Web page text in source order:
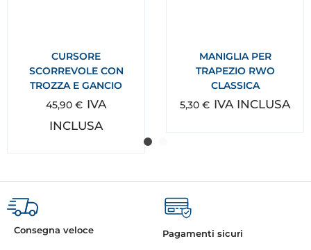
CURSORE
SCORREVOLE CON
TROZZA E GANCIO
45,90 € IVA
INCLUSA
MANIGLIA PER
TRAPEZIO RWO
CLASSICA
5,30 € IVA INCLUSA
Consegna veloce Pagamenti sicuri